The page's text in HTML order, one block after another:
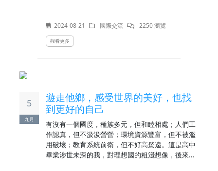
2024-08-21 國際交流 2250 瀏覽
觀看更多
5
九月
遊走他鄉，感受世界的美好，也找
到更好的自己
有沒有一個國度，種族多元，但和睦相處；人們工
作認真，但不汲汲營營；環境資源豐富，但不被濫
用破壞；教育系統前衛，但不好高騖遠。這是高中
畢業涉世未深的我，對理想國的粗淺想像，後來轉